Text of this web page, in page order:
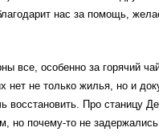
нас за помощь,
все, особенно за горячий
нет не только жилья, но и
восстановить. Про станицу
но почему-то не